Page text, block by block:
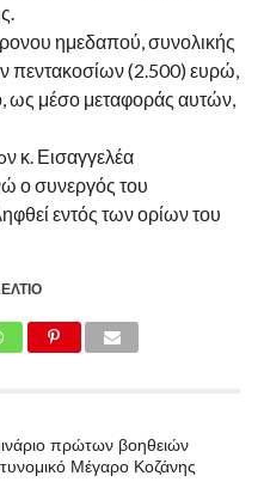
ημεδαπού, συνολικής
πεντακοσίων (2.500) ευρώ,
ως μέσο μεταφοράς αυτών,
ν κ. Εισαγγελέα
ο συνεργός του
εντός των ορίων του
πρώτων βοηθειών
Μέγαρο Κοζάνης